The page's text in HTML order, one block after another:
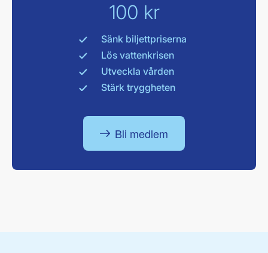
100 kr
Sänk biljettpriserna
Lös vattenkrisen
Utveckla vården
Stärk tryggheten
Bli medlem